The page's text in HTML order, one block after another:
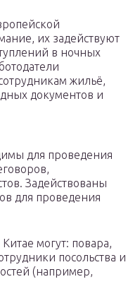
их задействуют
в ночных
жильё,
документов и
для проведения
Задействованы
для проведения
могут: повара,
посольства и
(например,